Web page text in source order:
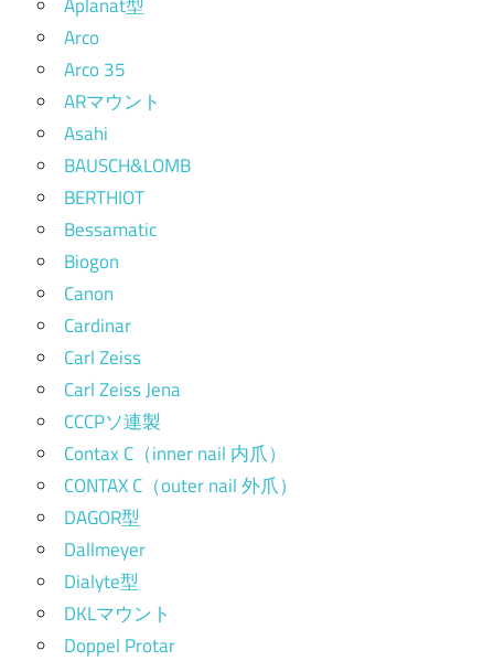
Arco
Arco 35
ARマウント
Asahi
BAUSCH&LOMB
BERTHIOT
Bessamatic
Biogon
Canon
Cardinar
Carl Zeiss
Carl Zeiss Jena
CCCPソ連製
Contax C（inner nail 内爪）
CONTAX C（outer nail 外爪）
DAGOR型
Dallmeyer
Dialyte型
DKLマウント
Doppel Protar